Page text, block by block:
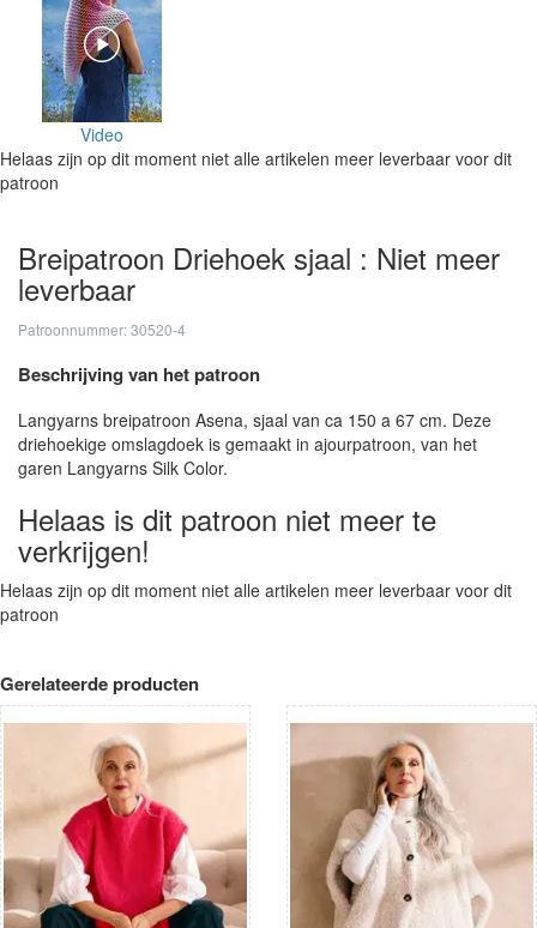
Video
Helaas zijn op dit moment niet alle artikelen meer leverbaar voor dit
patroon
Breipatroon Driehoek sjaal : Niet meer
leverbaar
Patroonnummer: 30520-4
Beschrijving van het patroon
Langyarns breipatroon Asena, sjaal van ca 150 a 67 cm. Deze
driehoekige omslagdoek is gemaakt in ajourpatroon, van het
garen Langyarns Silk Color.
Helaas is dit patroon niet meer te
verkrijgen!
Helaas zijn op dit moment niet alle artikelen meer leverbaar voor dit
patroon
Gerelateerde producten